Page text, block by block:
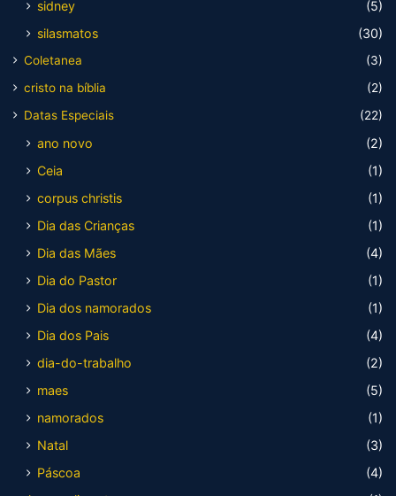
sidney
(5)
silasmatos
(30)
Coletanea
(3)
cristo na bíblia
(2)
Datas Especiais
(22)
ano novo
(2)
Ceia
(1)
corpus christis
(1)
Dia das Crianças
(1)
Dia das Mães
(4)
Dia do Pastor
(1)
Dia dos namorados
(1)
Dia dos Pais
(4)
dia-do-trabalho
(2)
maes
(5)
namorados
(1)
Natal
(3)
Páscoa
(4)